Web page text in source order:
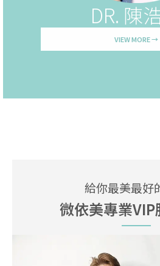
DR. 陳
VIEW MORE →
給你最美最好
微依美專業